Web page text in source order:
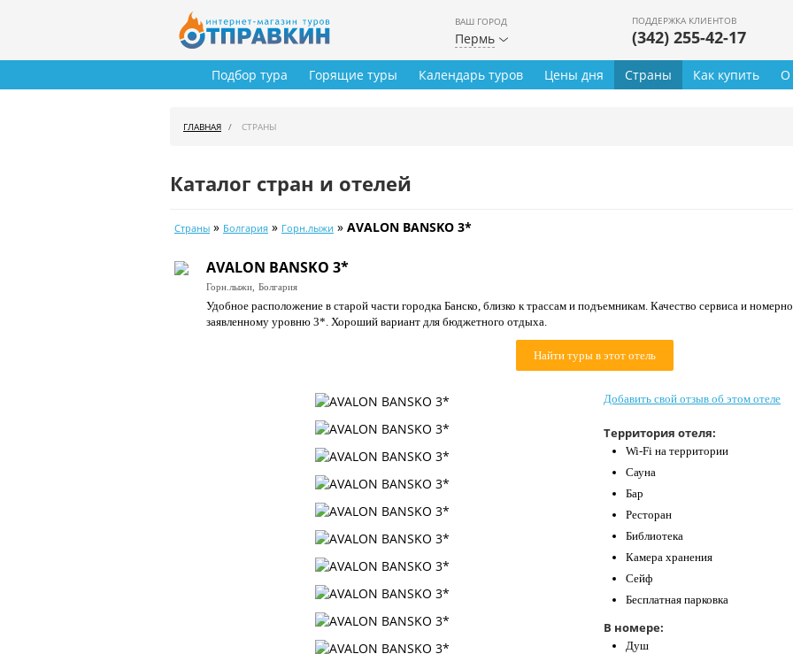
ВАШ ГОРОД
Пермь
ПОДДЕРЖКА КЛИЕНТОВ
(342) 255-42-17
Подбор тура Горящие туры Календарь туров Цены дня Страны Как купить О
ГЛАВНАЯ СТРАНЫ
Каталог стран и отелей
Страны » Болгария » Горн.лыжи » AVALON BANSKO 3*
AVALON BANSKO 3*
Горн.лыжи, Болгария
Удобное расположение в старой части городка Банско, близко к трассам и подъемникам. Качество сервиса и
заявленному уровню 3*. Хороший вариант для бюджетного отдыха.
Найти туры в этот отель
Добавить свой отзыв об этом отеле
Территория отеля:
Wi-Fi на территории
Сауна
Бар
Ресторан
Библиотека
Камера хранения
Сейф
Бесплатная парковка
В номере:
Душ